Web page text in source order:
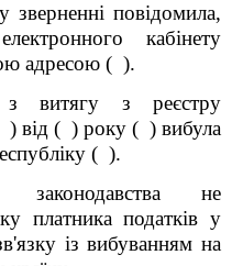
зверненні повідомила,
кабінету
адресою ( ).
витягу з реєстру
) від ( ) року ( ) вибула
( ).
законодавства не
платника податків у
із вибуванням на